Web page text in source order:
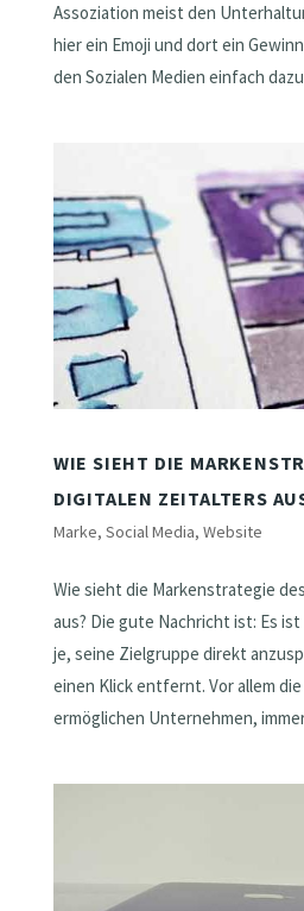
Assoziation meist den
hier ein Emoji und dort ein
den Sozialen Medien einfach
WIE SIEHT DIE
DIGITALEN ZEITALTERS
Marke, Social Media, Website
Wie sieht die Markenstrategie
aus? Die gute Nachricht ist: Es
je, seine Zielgruppe direkt
einen Klick entfernt. Vor allem
ermöglichen Unternehmen,